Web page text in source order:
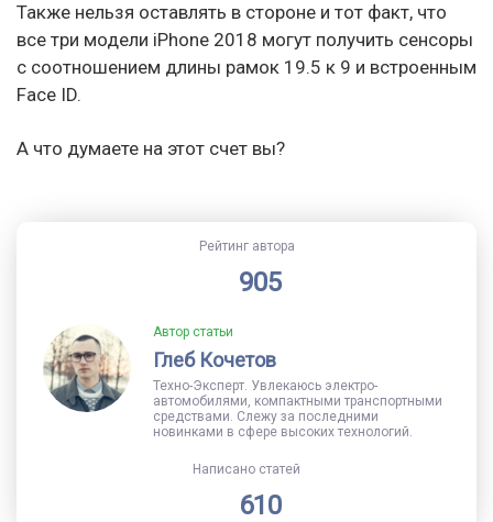
Также нельзя оставлять в стороне и тот факт, что
все три модели iPhone 2018 могут получить сенсоры
с соотношением длины рамок 19.5 к 9 и встроенным
Face ID.
А что думаете на этот счет вы?
Рейтинг автора
905
Автор статьи
Глеб Кочетов
Техно-Эксперт. Увлекаюсь электро-
автомобилями, компактными транспортными
средствами. Слежу за последними
новинками в сфере высоких технологий.
Написано статей
610